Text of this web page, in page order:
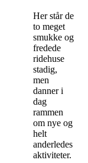
Her står de
to meget
smukke og
fredede
ridehuse
stadig,
men
danner i
dag
rammen
om nye og
helt
anderledes
aktiviteter.